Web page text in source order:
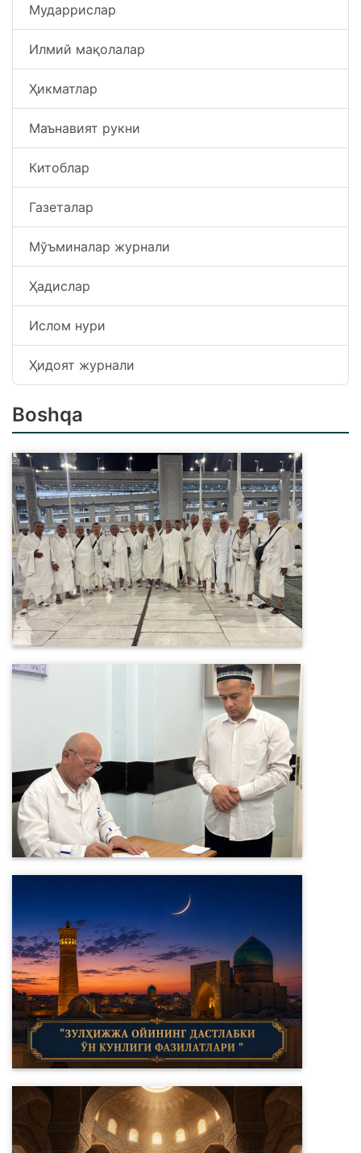
Мударрислар
Илмий мақолалар
Ҳикматлар
Маънавият рукни
Китоблар
Газеталар
Мўъминалар журнали
Ҳадислар
Ислом нури
Ҳидоят журнали
Boshqa